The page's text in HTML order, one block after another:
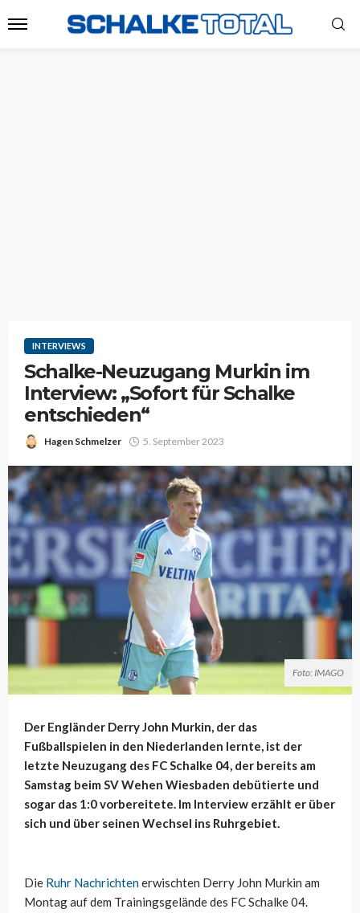
INTERVIEWS
Schalke-Neuzugang Murkin im
Interview: „Sofort für Schalke
entschieden“
Hagen Schmelzer 5. September 2023
Foto: IMAGO
Der Engländer Derry John Murkin, der das
Fußballspielen in den Niederlanden lernte, ist der
letzte Neuzugang des FC Schalke 04, der bereits am
Samstag beim SV Wehen Wiesbaden debütierte und
sogar das 1:0 vorbereitete. Im Interview erzählt er über
sich und über seinen Wechsel ins Ruhrgebiet.
Die Ruhr Nachrichtenerwischten Derry John Murkin am
Montag auf dem Trainingsgelände des FC Schalke 04.